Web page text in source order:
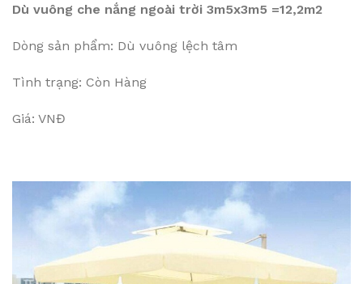
Dù vuông che nắng ngoài trời 3m5x3m5 =12,2m2
Dòng sản phẩm: Dù vuông lệch tâm
Tình trạng: Còn Hàng
Giá: VNĐ